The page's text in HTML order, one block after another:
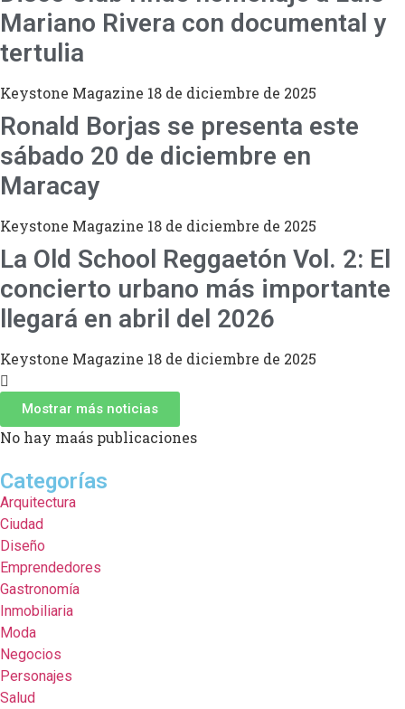
Mariano Rivera con documental y
tertulia
Keystone Magazine 18 de diciembre de 2025
Ronald Borjas se presenta este
sábado 20 de diciembre en
Maracay
Keystone Magazine 18 de diciembre de 2025
La Old School Reggaetón Vol. 2: El
concierto urbano más importante
llegará en abril del 2026
Keystone Magazine 18 de diciembre de 2025
Mostrar más noticias
No hay maás publicaciones
Categorías
Arquitectura
Ciudad
Diseño
Emprendedores
Gastronomía
Inmobiliaria
Moda
Negocios
Personajes
Salud